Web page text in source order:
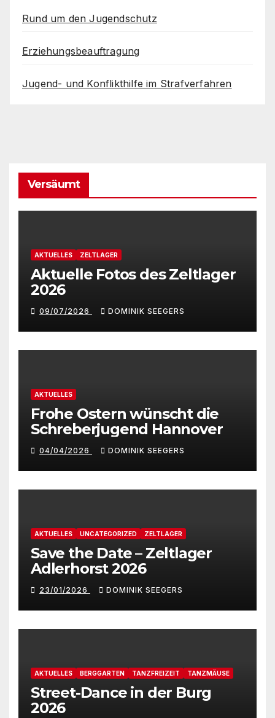
Rund um den Jugendschutz
Erziehungsbeauftragung
Jugend- und Konflikthilfe im Strafverfahren
Versäumt
AKTUELLES ZELTLAGER
Aktuelle Fotos des Zeltlager
2026
09/07/2026 DOMINIK SEEGERS
AKTUELLES
Frohe Ostern wünscht die
Schreberjugend Hannover
04/04/2026 DOMINIK SEEGERS
AKTUELLES UNCATEGORIZED ZELTLAGER
Save the Date – Zeltlager
Adlerhorst 2026
23/01/2026 DOMINIK SEEGERS
AKTUELLES BERGGARTEN TANZFREIZEIT TANZMÄUSE
Street-Dance in der Burg
2026